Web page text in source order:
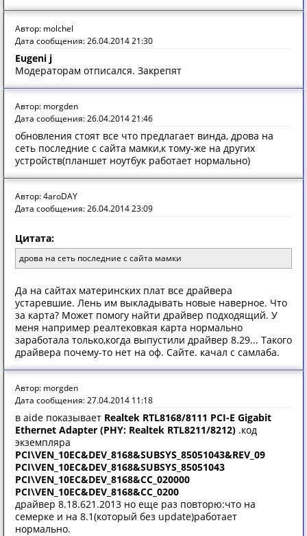
Автор: molchel
Дата сообщения: 26.04.2014 21:30
Eugeni j
Модераторам отписался. Закрепят
Автор: morgden
Дата сообщения: 26.04.2014 21:46
обновления стоят все что предлагает винда, дрова на
сеть последние с сайта мамки,к тому-же на других
устройств(планшет ноутбук работает нормально)
Автор: 4aroDAY
Дата сообщения: 26.04.2014 23:09
Цитата:
дрова на сеть последние с сайта мамки
Да на сайтах материнских плат все драйвера
устаревшие. Лень им выкладывать новые наверное. Что
за карта? Может помогу найти драйвер подходящий. У
меня например реалтековкая карта нормально
заработала только,когда выпустили драйвер 8.29... Такого
драйвера почему-то нет на оф. Сайте. качал с самлаба.
Автор: morgden
Дата сообщения: 27.04.2014 11:18
в aide показывает Realtek RTL8168/8111 PCI-E Gigabit
Ethernet Adapter (PHY: Realtek RTL8211/8212) .код
экземпляра
PCI\VEN_10EC&DEV_8168&SUBSYS_85051043&REV_09
PCI\VEN_10EC&DEV_8168&SUBSYS_85051043
PCI\VEN_10EC&DEV_8168&CC_020000
PCI\VEN_10EC&DEV_8168&CC_0200
драйвер 8.18.621.2013 но еще раз повторю:что на
семерке и на 8.1(который без update)работает
нормально.